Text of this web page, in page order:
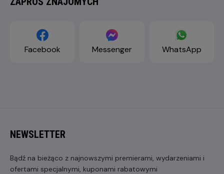
Facebook Messenger WhatsApp
NEWSLETTER
Bądź na bieżąco z najnowszymi premierami, wydarzeniami i
ofertami specjalnymi, kuponami rabatowymi